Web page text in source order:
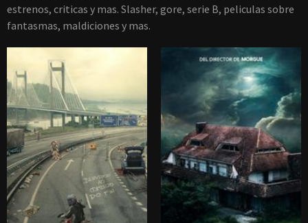
estrenos, criticas y mas. Slasher, gore, serie B, peliculas sobre
fantasmas, maldiciones y mas.